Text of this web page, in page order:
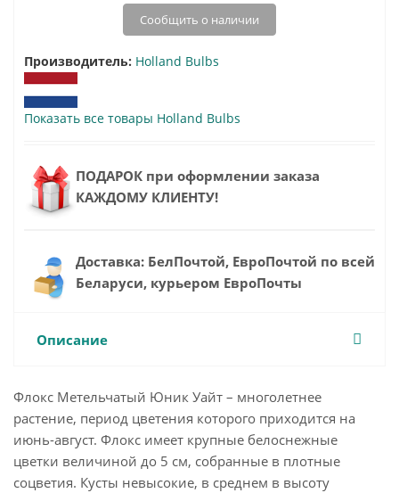
Сообщить о наличии
Производитель: Holland Bulbs
Показать все товары Holland Bulbs
ПОДАРОК при оформлении заказа
КАЖДОМУ КЛИЕНТУ!
Доставка: БелПочтой, ЕвроПочтой по всей
Беларуси, курьером ЕвроПочты
Описание
Флокс Метельчатый Юник Уайт – многолетнее
растение, период цветения которого приходится на
июнь-август. Флокс имеет крупные белоснежные
цветки величиной до 5 см, собранные в плотные
соцветия. Кусты невысокие, в среднем в высоту